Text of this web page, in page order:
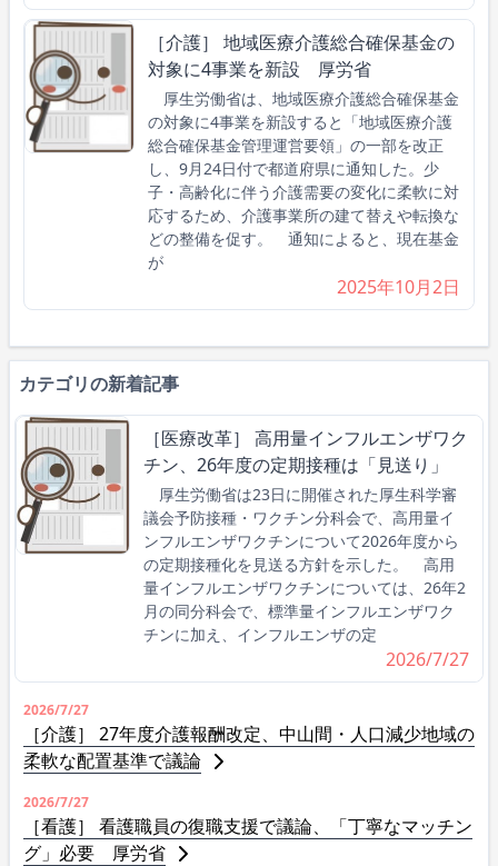
［介護］ 地域医療介護総合確保基金の
対象に4事業を新設 厚労省
厚生労働省は、地域医療介護総合確保基金
の対象に4事業を新設すると「地域医療介護
総合確保基金管理運営要領」の一部を改正
し、9月24日付で都道府県に通知した。少
子・高齢化に伴う介護需要の変化に柔軟に対
応するため、介護事業所の建て替えや転換な
どの整備を促す。 通知によると、現在基金
が
2025年10月2日
カテゴリの新着記事
［医療改革］ 高用量インフルエンザワク
チン、26年度の定期接種は「見送り」
厚生労働省は23日に開催された厚生科学審
議会予防接種・ワクチン分科会で、高用量イ
ンフルエンザワクチンについて2026年度から
の定期接種化を見送る方針を示した。 高用
量インフルエンザワクチンについては、26年2
月の同分科会で、標準量インフルエンザワク
チンに加え、インフルエンザの定
2026/7/27
2026/7/27
［介護］ 27年度介護報酬改定、中山間・人口減少地域の
柔軟な配置基準で議論
2026/7/27
［看護］ 看護職員の復職支援で議論、「丁寧なマッチン
グ」必要 厚労省